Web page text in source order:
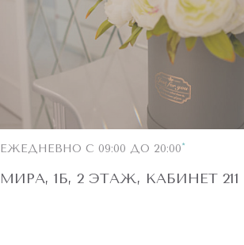
ЕЖЕДНЕВНО С 09:00 ДО 20:00
МИРА, 1Б, 2 ЭТАЖ, КАБИНЕТ 211